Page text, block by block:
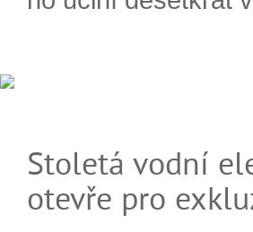
Stoletá vodní
otevře pro